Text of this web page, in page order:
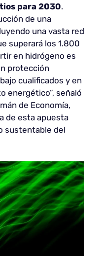
para 2030.
de una
una vasta red
superará los 1.800
en hidrógeno es
protección
cualificados y en
energético”, señaló
de Economía,
de esta apuesta
sustentable del